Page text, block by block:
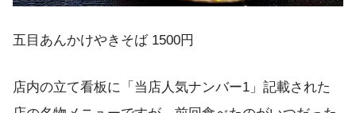
五目あんかけやきそば 1500円
店内の立て看板に「当店人気ナンバー1」記載された